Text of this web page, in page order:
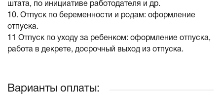
штата, по инициативе работодателя и др.
10. Отпуск по беременности и родам: оформление
отпуска.
11 Отпуск по уходу за ребенком: оформление отпуска,
работа в декрете, досрочный выход из отпуска.
Варианты оплаты: